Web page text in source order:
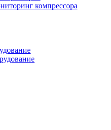
компрессора